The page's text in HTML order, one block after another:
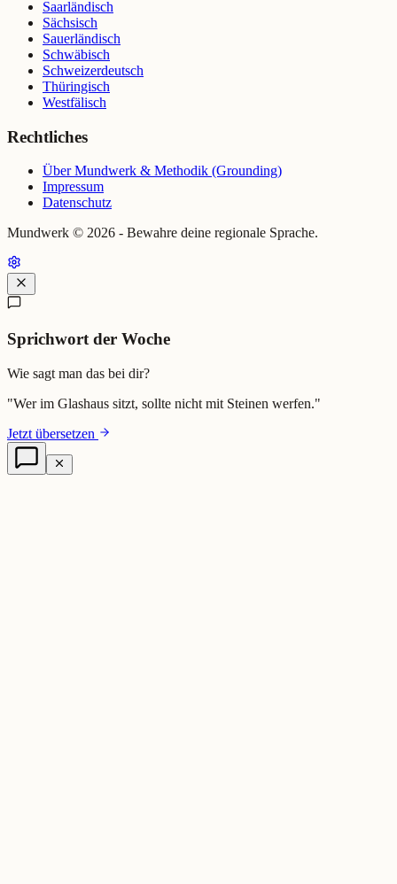
Saarländisch
Sächsisch
Sauerländisch
Schwäbisch
Schweizerdeutsch
Thüringisch
Westfälisch
Rechtliches
Über Mundwerk & Methodik (Grounding)
Impressum
Datenschutz
Mundwerk © 2026 - Bewahre deine regionale Sprache.
Sprichwort der Woche
Wie sagt man das bei dir?
"Wer im Glashaus sitzt, sollte nicht mit Steinen werfen."
Jetzt übersetzen